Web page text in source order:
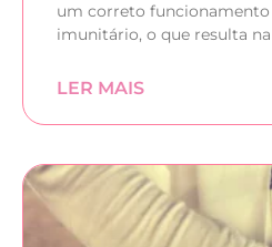
um correto funcionamento
imunitário, o que resulta na
LER MAIS